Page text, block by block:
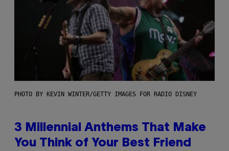
PHOTO BY KEVIN WINTER/GETTY IMAGES FOR RADIO DISNEY
3 Millennial Anthems That Make
You Think of Your Best Friend